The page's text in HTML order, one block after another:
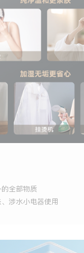
全部物质
涉水小电器使用